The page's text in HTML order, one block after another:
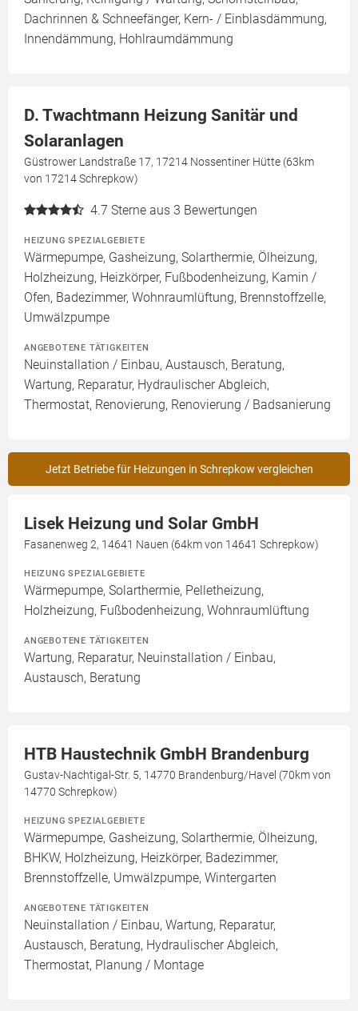
Dachrinnen & Schneefänger, Kern- / Einblasdämmung,
Innendämmung, Hohlraumdämmung
D. Twachtmann Heizung Sanitär und
Solaranlagen
Güstrower Landstraße 17, 17214 Nossentiner Hütte (63km
von 17214 Schrepkow)
4.7 Sterne aus 3 Bewertungen
HEIZUNG SPEZIALGEBIETE
Wärmepumpe, Gasheizung, Solarthermie, Ölheizung,
Holzheizung, Heizkörper, Fußbodenheizung, Kamin /
Ofen, Badezimmer, Wohnraumlüftung, Brennstoffzelle,
Umwälzpumpe
ANGEBOTENE TÄTIGKEITEN
Neuinstallation / Einbau, Austausch, Beratung,
Wartung, Reparatur, Hydraulischer Abgleich,
Thermostat, Renovierung, Renovierung / Badsanierung
Jetzt Betriebe für Heizungen in Schrepkow vergleichen
Lisek Heizung und Solar GmbH
Fasanenweg 2, 14641 Nauen (64km von 14641 Schrepkow)
HEIZUNG SPEZIALGEBIETE
Wärmepumpe, Solarthermie, Pelletheizung,
Holzheizung, Fußbodenheizung, Wohnraumlüftung
ANGEBOTENE TÄTIGKEITEN
Wartung, Reparatur, Neuinstallation / Einbau,
Austausch, Beratung
HTB Haustechnik GmbH Brandenburg
Gustav-Nachtigal-Str. 5, 14770 Brandenburg/Havel (70km von
14770 Schrepkow)
HEIZUNG SPEZIALGEBIETE
Wärmepumpe, Gasheizung, Solarthermie, Ölheizung,
BHKW, Holzheizung, Heizkörper, Badezimmer,
Brennstoffzelle, Umwälzpumpe, Wintergarten
ANGEBOTENE TÄTIGKEITEN
Neuinstallation / Einbau, Wartung, Reparatur,
Austausch, Beratung, Hydraulischer Abgleich,
Thermostat, Planung / Montage